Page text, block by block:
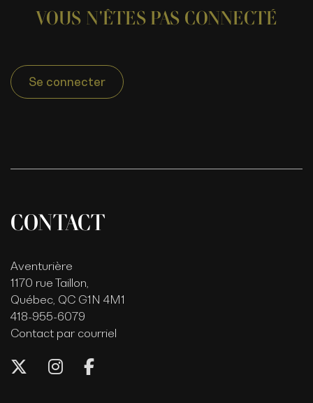
VOUS N'ÊTES PAS CONNECTÉ
Se connecter
CONTACT
Aventurière
1170 rue Taillon,
Québec, QC G1N 4M1
418-955-6079
Contact par courriel